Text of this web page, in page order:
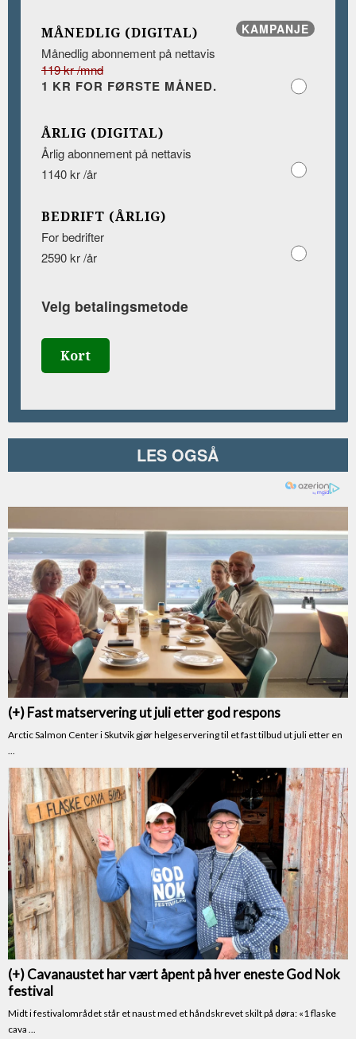
KAMPANJE
MÅNEDLIG (DIGITAL)
Månedlig abonnement på nettavis
119 kr /mnd
1 KR FOR FØRSTE MÅNED.
ÅRLIG (DIGITAL)
Årlig abonnement på nettavis
1140 kr /år
BEDRIFT (ÅRLIG)
For bedrifter
2590 kr /år
Velg betalingsmetode
Kort
LES OGSÅ